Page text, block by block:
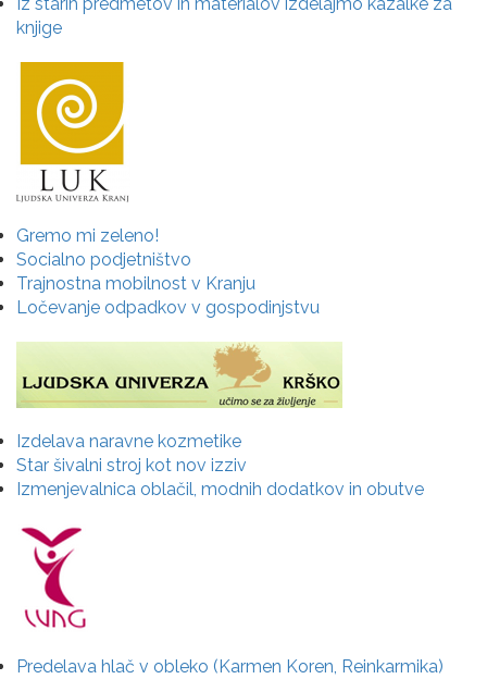
knjige
Gremo mi zeleno!
Socialno podjetništvo
Trajnostna mobilnost v Kranju
Ločevanje odpadkov v gospodinjstvu
Izdelava naravne kozmetike
Star šivalni stroj kot nov izziv
Izmenjevalnica oblačil, modnih dodatkov in obutve
Predelava hlač v obleko (Karmen Koren, Reinkarmika)